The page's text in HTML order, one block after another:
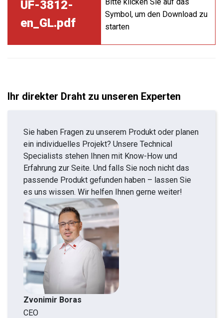
UF-3812-
en_GL.pdf
Symbol, um den Download zu
starten
Ihr direkter Draht zu unseren Experten
Sie haben Fragen zu unserem Produkt oder planen
ein individuelles Projekt? Unsere Technical
Specialists stehen Ihnen mit Know-How und
Erfahrung zur Seite. Und falls Sie noch nicht das
passende Produkt gefunden haben – lassen Sie
es uns wissen. Wir helfen Ihnen gerne weiter!
Zvonimir Boras
CEO